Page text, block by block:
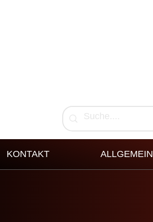
KONTAKT ALLGEMEIN